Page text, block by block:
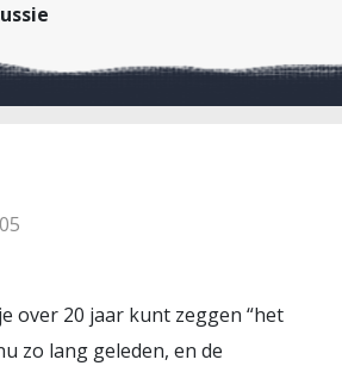
over 20 jaar kunt zeggen “het
zo lang geleden, en de